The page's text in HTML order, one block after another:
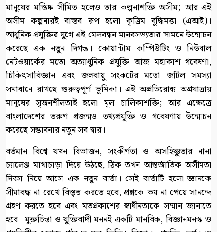
মানুষের মস্তিষ্ক সীমিত হলেও তার কল্পনাশক্তি অসীম; আর এই
অসীম কল্পনারই বাস্তব রূপ হলো কৃত্রিম বুদ্ধিমত্তা (এআই)।
আধুনিক প্রযুক্তির যুগে এই মেলবন্ধন মানবসভ্যতার সামনে উন্মোচন
করেছে এক নতুন দিগন্ত। কোয়ান্টাম কম্পিউটিং ও নিউরাল
নেটওয়ার্কের মতো অত্যাধুনিক প্রযুক্তি আজ মহাকাশ গবেষণা,
চিকিৎসাবিজ্ঞান এবং জলবায়ু সংকটের মতো জটিল সমস্যা
সমাধানে রাখছে গুরুত্বপূর্ণ ভূমিকা। এই অপ্রতিরোধ্য অগ্রযাত্রায়
মানুষের সৃজনশীলতাই হলো মূল চালিকাশক্তি; আর এক্ষেত্রে
বাংলাদেশের তরুণ প্রজন্মও তথ্যপ্রযুক্তি ও গবেষণায় উন্মোচন
করেছে সম্ভাবনার নতুন সব দ্বার।
বর্তমান বিশ্বে যখন বিভাজন, সংকীর্ণতা ও অসহিষ্ণুতার নানা
চ্যালেঞ্জ মাথাচাড়া দিয়ে উঠছে, ঠিক তখন আন্তর্জাতিক অসীমতা
দিবস নিয়ে আসে এক নতুন বার্তা। সেই বার্তাটি হলো-জ্ঞানকে
সীমাবদ্ধ না রেখে বিস্তৃত করতে হবে, প্রশ্নকে ভয় না পেয়ে সানন্দে
গ্রহণ করতে হবে এবং মতপ্রকাশের স্বাধীনতাকে সম্মান জানাতে
হবে। মুক্তচিন্তা ও যুক্তিবাদী মননই একটি মানবিক, বিজ্ঞানমনস্ক ও